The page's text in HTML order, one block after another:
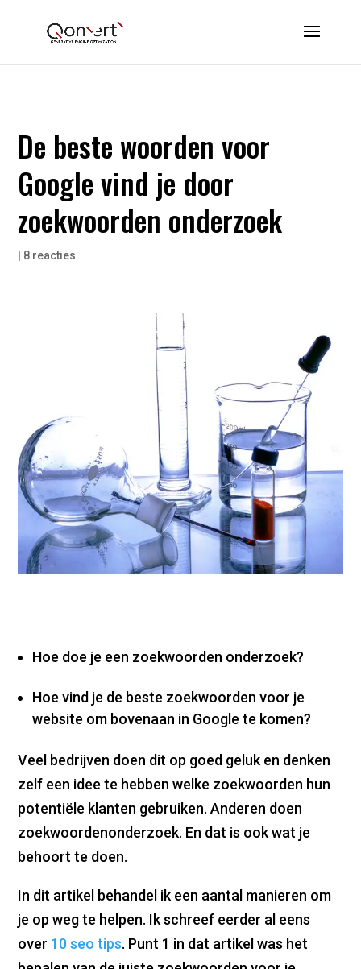
De beste woorden voor
Google vind je door
zoekwoorden onderzoek
8 reacties
Hoe doe je een zoekwoorden onderzoek?
Hoe vind je de beste zoekwoorden voor je
website om bovenaan in Google te komen?
Veel bedrijven doen dit op goed geluk en denken
zelf een idee te hebben welke zoekwoorden hun
potentiële klanten gebruiken. Anderen doen
zoekwoordenonderzoek. En dat is ook wat je
behoort te doen.
In dit artikel behandel ik een aantal manieren om
je op weg te helpen. Ik schreef eerder al eens
over 10 seo tips. Punt 1 in dat artikel was het